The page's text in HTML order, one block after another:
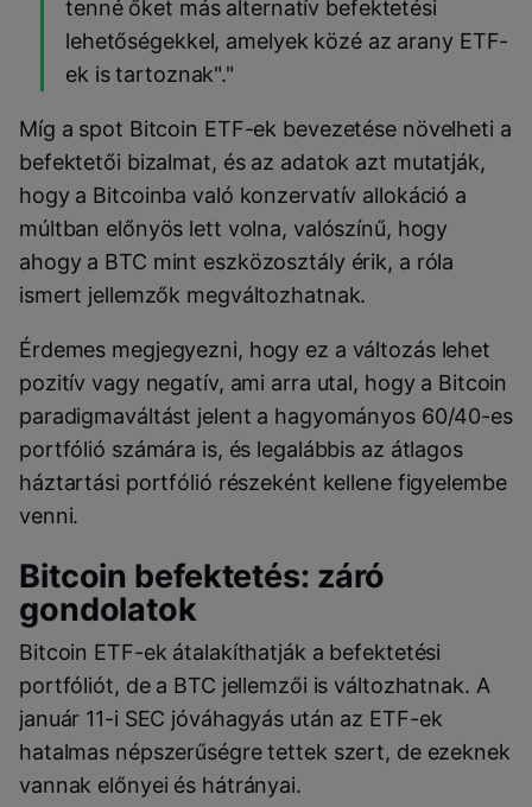
tenné őket más alternatív befektetési
lehetőségekkel, amelyek közé az arany ETF-
ek is tartoznak"."
Míg a spot Bitcoin ETF-ek bevezetése növelheti a
befektetői bizalmat, és az adatok azt mutatják,
hogy a Bitcoinba való konzervatív allokáció a
múltban előnyös lett volna, valószínű, hogy
ahogy a BTC mint eszközosztály érik, a róla
ismert jellemzők megváltozhatnak.
Érdemes megjegyezni, hogy ez a változás lehet
pozitív vagy negatív, ami arra utal, hogy a Bitcoin
paradigmaváltást jelent a hagyományos 60/40-es
portfólió számára is, és legalábbis az átlagos
háztartási portfólió részeként kellene figyelembe
venni.
Bitcoin befektetés: záró
gondolatok
Bitcoin ETF-ek átalakíthatják a befektetési
portfóliót, de a BTC jellemzői is változhatnak. A
január 11-i SEC jóváhagyás után az ETF-ek
hatalmas népszerűségre tettek szert, de ezeknek
vannak előnyei és hátrányai.